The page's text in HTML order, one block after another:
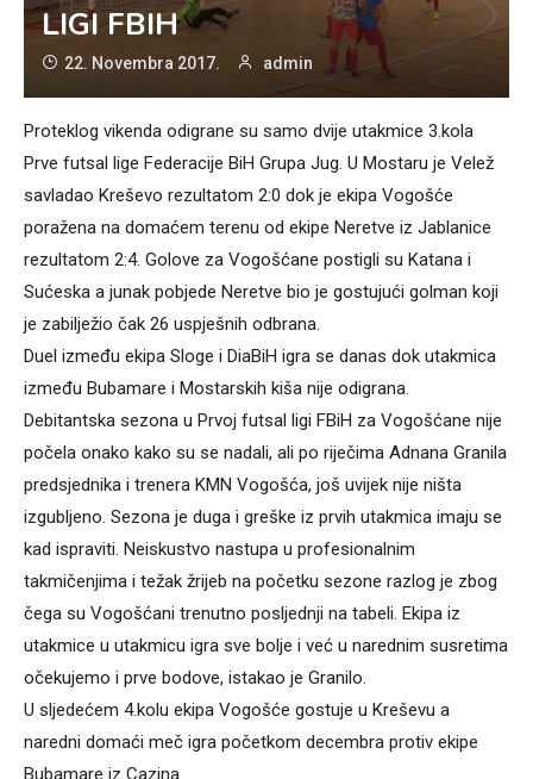
LIGI FBIH
22. Novembra 2017. admin
Proteklog vikenda odigrane su samo dvije utakmice 3.kola
Prve futsal lige Federacije BiH Grupa Jug. U Mostaru je Velež
savladao Kreševo rezultatom 2:0 dok je ekipa Vogošće
poražena na domaćem terenu od ekipe Neretve iz Jablanice
rezultatom 2:4. Golove za Vogošćane postigli su Katana i
Sućeska a junak pobjede Neretve bio je gostujući golman koji
je zabilježio čak 26 uspješnih odbrana.
Duel između ekipa Sloge i DiaBiH igra se danas dok utakmica
između Bubamare i Mostarskih kiša nije odigrana.
Debitantska sezona u Prvoj futsal ligi FBiH za Vogošćane nije
počela onako kako su se nadali, ali po riječima Adnana Granila
predsjednika i trenera KMN Vogošća, još uvijek nije ništa
izgubljeno. Sezona je duga i greške iz prvih utakmica imaju se
kad ispraviti. Neiskustvo nastupa u profesionalnim
takmičenjima i težak žrijeb na početku sezone razlog je zbog
čega su Vogošćani trenutno posljednji na tabeli. Ekipa iz
utakmice u utakmicu igra sve bolje i već u narednim susretima
očekujemo i prve bodove, istakao je Granilo.
U sljedećem 4.kolu ekipa Vogošće gostuje u Kreševu a
naredni domaći meč igra početkom decembra protiv ekipe
Bubamare iz Cazina.